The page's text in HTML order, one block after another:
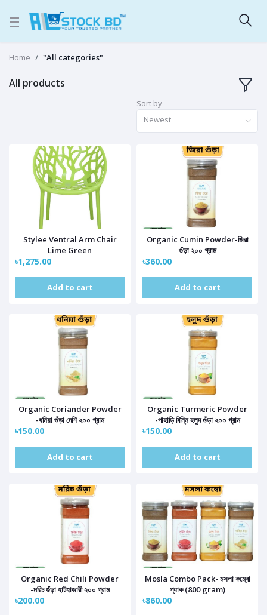
Home "All categories"
All products
Sort by
Newest
Stylee Ventral Arm Chair
Lime Green
৳1,275.00
Add to cart
Organic Cumin Powder-জিরা
গুঁড়া ২০০ গ্রাম
৳360.00
Add to cart
Organic Coriander Powder
-ধনিয়া গুঁড়া দেশি ২০০ গ্রাম
৳150.00
Add to cart
Organic Turmeric Powder
-পাহাড়ি বিন্নি হলুদ গুঁড়া ২০০ গ্রাম
৳150.00
Add to cart
Organic Red Chili Powder
-মরিচ গুঁড়া হাটহাজারী ২০০ গ্রাম
৳200.00
Mosla Combo Pack- মসলা কম্বো
প্যাক (800 gram)
৳860.00